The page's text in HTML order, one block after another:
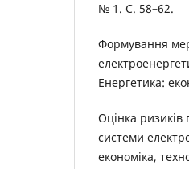
№ 1. С. 58–62.
Формування
Енергетика:
Оцінка ризиків
системи
економіка,